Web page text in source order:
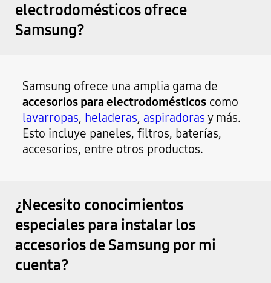
electrodomésticos ofrece
Samsung?
Samsung ofrece una amplia gama de
accesorios para electrodomésticos como
lavarropas, heladeras, aspiradoras y más.
Esto incluye paneles, filtros, baterías,
accesorios, entre otros productos.
¿Necesito conocimientos
especiales para instalar los
accesorios de Samsung por mi
cuenta?